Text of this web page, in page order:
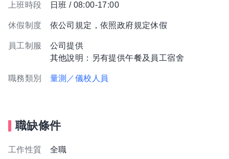
上班時段 日班 / 08:00-17:00
休假制度 依公司規定，依照政府規定休假
員工制服
公司提供
其他說明：另有提供午餐及員工宿舍
職務類別 量測／儀校人員
職缺條件
工作性質 全職